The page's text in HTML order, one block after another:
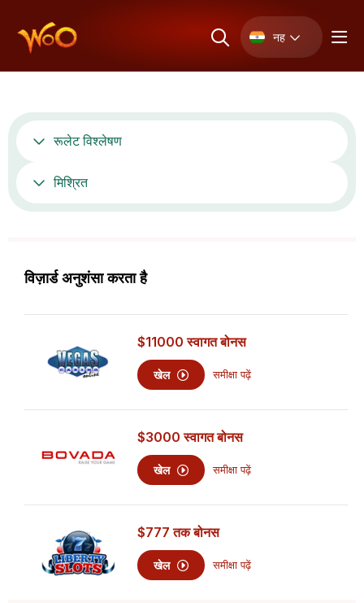
नह
रूलेट विश्लेषण
मिश्रित
विज़ार्ड अनुशंसा करता है
$11000 स्वागत बोनस
खेल समीक्षा पढ़ें
$3000 स्वागत बोनस
खेल समीक्षा पढ़ें
$777 तक बोनस
खेल समीक्षा पढ़ें